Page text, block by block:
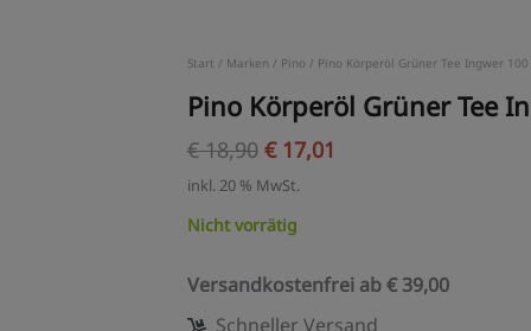
Start / Marken / Pino / Pino Körperöl Grüner Tee Ingwer
Pino Körperöl Grüner Tee
€18,90
Ursprünglicher
Preis
war:
€ 18,90
€17,01
Aktueller
Preis
ist:
inkl. 20 % MwSt.
Nicht vorrätig
Versandkostenfrei ab € 39,00
Schneller Versand